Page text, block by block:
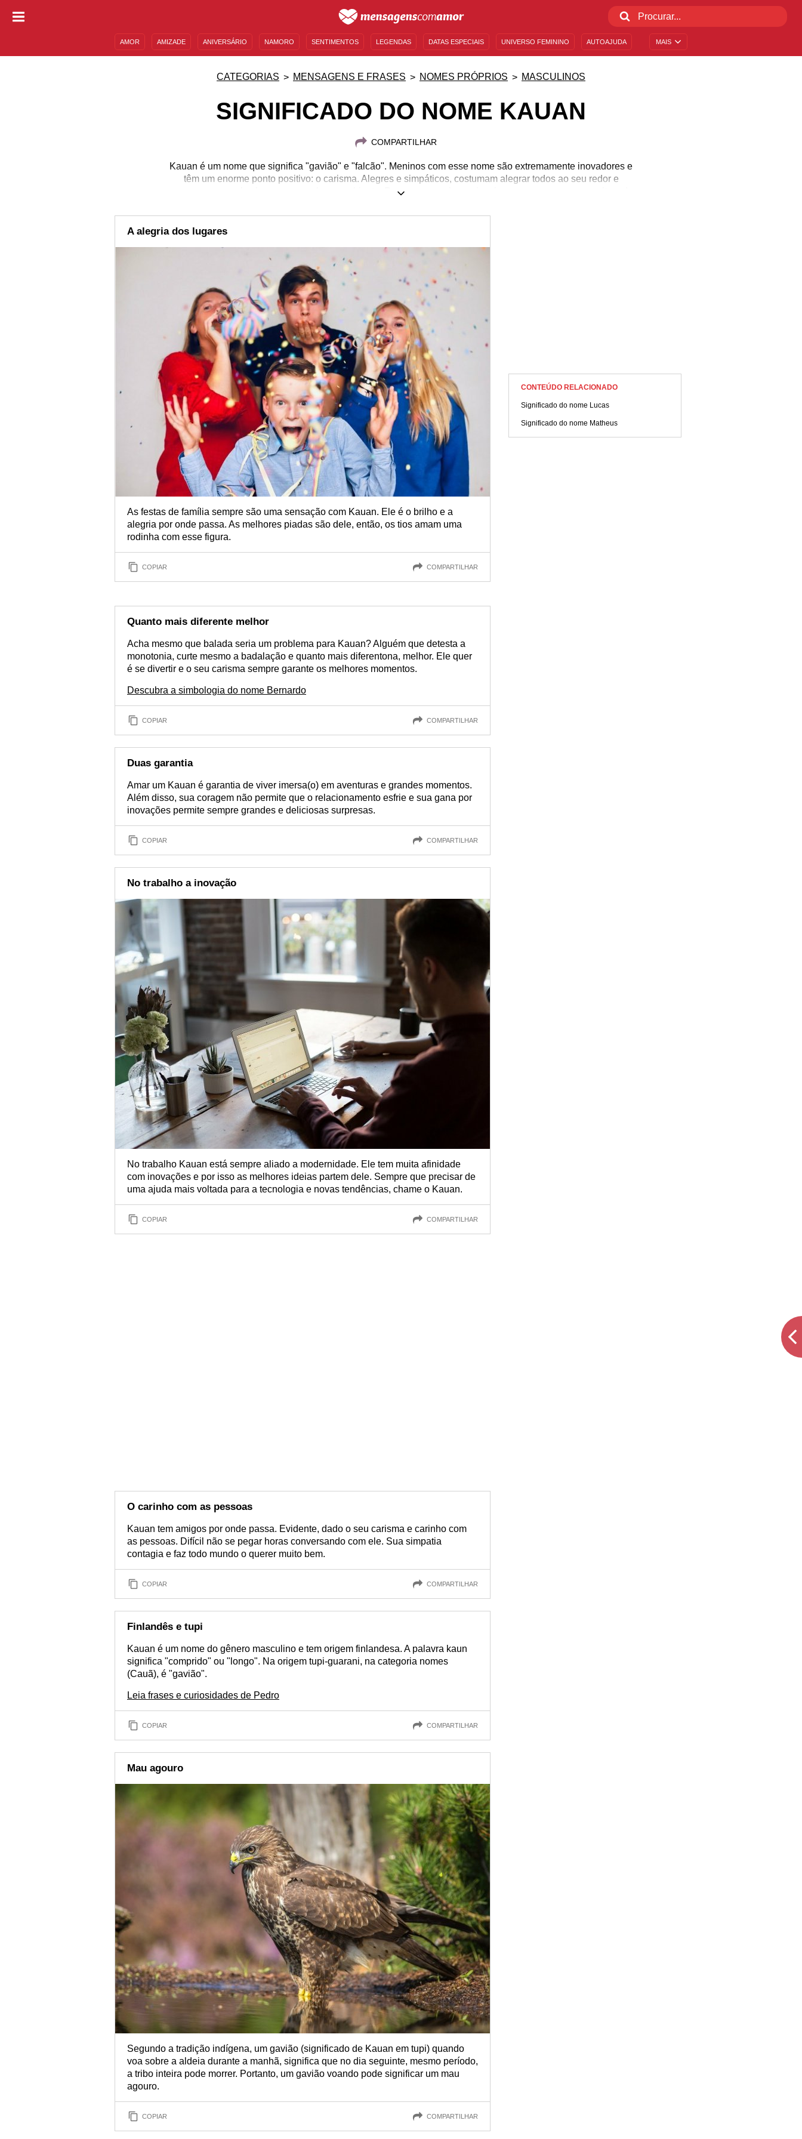
MAIS
AMOR AMIZADE ANIVERSÁRIO NAMORO SENTIMENTOS LEGENDAS DATAS ESPECIAIS UNIVERSO FEMININO AUTOAJUDA
CATEGORIAS MENSAGENS E FRASES NOMES PRÓPRIOS MASCULINOS
SIGNIFICADO DO NOME KAUAN
COMPARTILHAR
Kauan é um nome que significa "gavião" e "falcão". Meninos com esse nome são extremamente inovadores e
têm um enorme ponto positivo: o carisma. Alegres e simpáticos, costumam alegrar todos ao seu redor e
promovem energias boas para qualquer ambiente. Por serem corajosos, inspiram pessoas que necessitam de
medo se fizer presente, eles têm a humildade de reconhecer a fragilidade humana e conseguem dividir as suas
falhas e vitórias com pessoas próximas. Demonstre o seu carinho pelo Kauan que você conhece com estas
A alegria dos lugares
As festas de família sempre são uma sensação com Kauan. Ele é o brilho e a
alegria por onde passa. As melhores piadas são dele, então, os tios amam uma
rodinha com esse figura.
COPIAR COMPARTILHAR
Quanto mais diferente melhor
Acha mesmo que balada seria um problema para Kauan? Alguém que detesta a
monotonia, curte mesmo a badalação e quanto mais diferentona, melhor. Ele quer
é se divertir e o seu carisma sempre garante os melhores momentos.
Descubra a simbologia do nome Bernardo
COPIAR COMPARTILHAR
Duas garantia
Amar um Kauan é garantia de viver imersa(o) em aventuras e grandes momentos.
Além disso, sua coragem não permite que o relacionamento esfrie e sua gana por
inovações permite sempre grandes e deliciosas surpresas.
COPIAR COMPARTILHAR
No trabalho a inovação
No trabalho Kauan está sempre aliado a modernidade. Ele tem muita afinidade
com inovações e por isso as melhores ideias partem dele. Sempre que precisar de
uma ajuda mais voltada para a tecnologia e novas tendências, chame o Kauan.
COPIAR COMPARTILHAR
O carinho com as pessoas
Kauan tem amigos por onde passa. Evidente, dado o seu carisma e carinho com
as pessoas. Difícil não se pegar horas conversando com ele. Sua simpatia
contagia e faz todo mundo o querer muito bem.
COPIAR COMPARTILHAR
Finlandês e tupi
Kauan é um nome do gênero masculino e tem origem finlandesa. A palavra kaun
significa "comprido" ou "longo". Na origem tupi-guarani, na categoria nomes
(Cauã), é "gavião".
Leia frases e curiosidades de Pedro
COPIAR COMPARTILHAR
Mau agouro
Segundo a tradição indígena, um gavião (significado de Kauan em tupi) quando
voa sobre a aldeia durante a manhã, significa que no dia seguinte, mesmo período,
a tribo inteira pode morrer. Portanto, um gavião voando pode significar um mau
agouro.
COPIAR COMPARTILHAR
CONTEÚDO RELACIONADO
Significado do nome Lucas
Significado do nome Matheus